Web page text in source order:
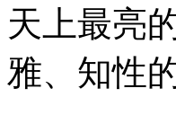
天上最亮
雅、知性